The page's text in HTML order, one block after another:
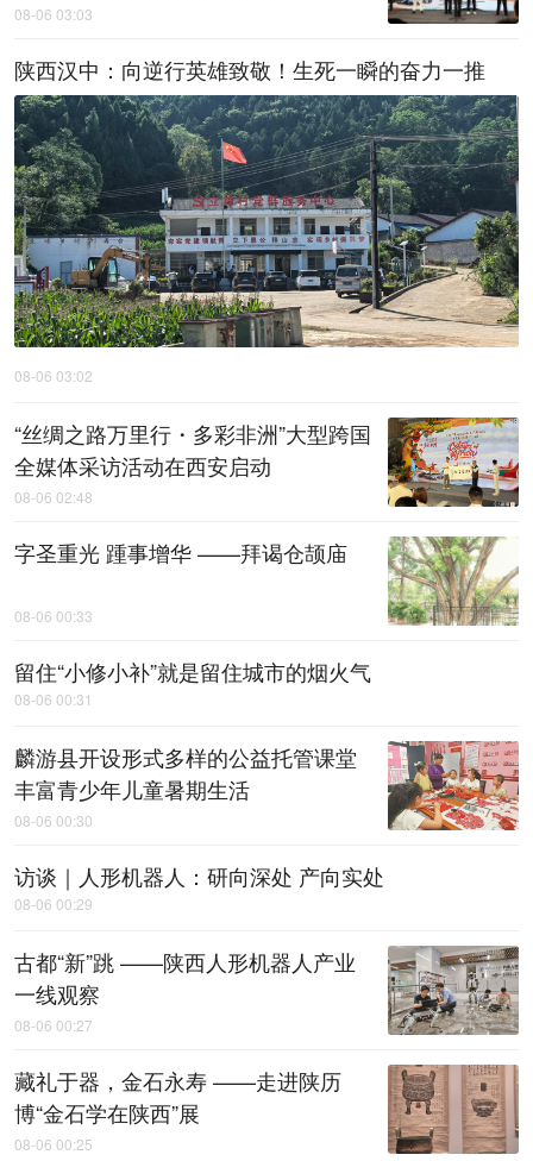
08-06 03:03
陕西汉中：向逆行英雄致敬！生死一瞬的奋力一推
08-06 03:02
“丝绸之路万里行・多彩非洲”大型跨国
全媒体采访活动在西安启动
08-06 02:48
字圣重光 踵事增华 ——拜谒仓颉庙
08-06 00:33
留住“小修小补”就是留住城市的烟火气
08-06 00:31
麟游县开设形式多样的公益托管课堂
丰富青少年儿童暑期生活
08-06 00:30
访谈｜人形机器人：研向深处 产向实处
08-06 00:29
古都“新”跳 ——陕西人形机器人产业
一线观察
08-06 00:27
藏礼于器，金石永寿 ——走进陕历
博“金石学在陕西”展
08-06 00:25